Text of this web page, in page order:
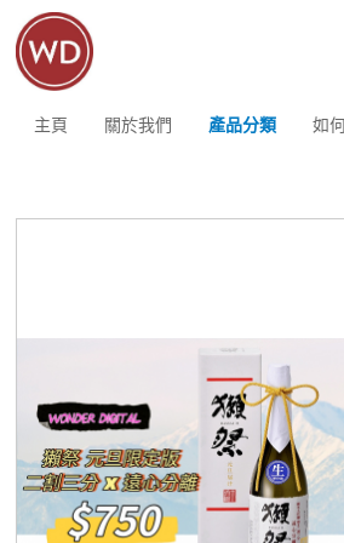
主頁 關於我們 產品分類 如